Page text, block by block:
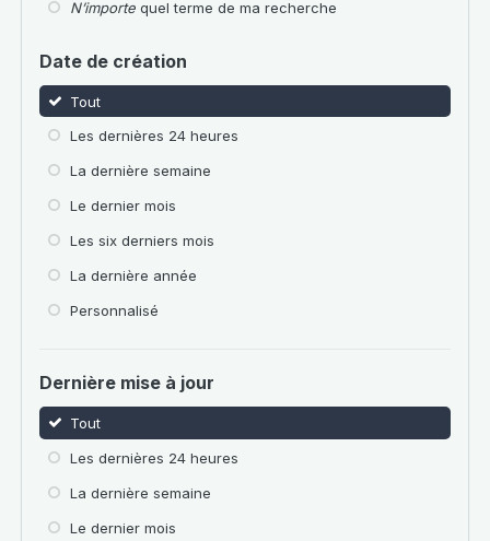
N’importe quel terme de ma recherche
Date de création
Tout
Les dernières 24 heures
La dernière semaine
Le dernier mois
Les six derniers mois
La dernière année
Personnalisé
Dernière mise à jour
Tout
Les dernières 24 heures
La dernière semaine
Le dernier mois